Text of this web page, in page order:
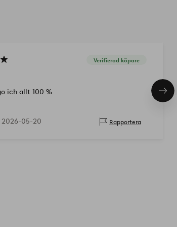
Verifierad köpare
Färg och go ich allt 100 %
2026-05-20 Rapportera